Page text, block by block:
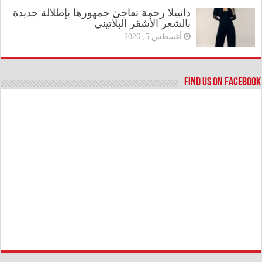
دانييلا رحمة تفاجئ جمهورها بإطلالة جديدة
بالشعر الأشقر البلاتيني
أغسطس 5, 2026
Find us on Facebook